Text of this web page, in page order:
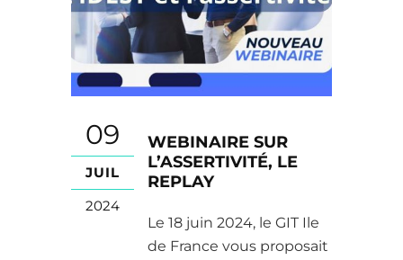
09
JUIL
2024
WEBINAIRE SUR
L’ASSERTIVITÉ, LE
REPLAY
Le 18 juin 2024, le GIT Ile
de France vous proposait